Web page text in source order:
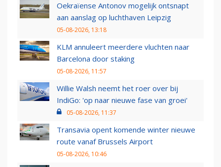
Oekraïense Antonov mogelijk ontsnapt
aan aanslag op luchthaven Leipzig
05-08-2026, 13:18
KLM annuleert meerdere vluchten naar
Barcelona door staking
05-08-2026, 11:57
Willie Walsh neemt het roer over bij
IndiGo: 'op naar nieuwe fase van groei'
05-08-2026, 11:37
Transavia opent komende winter nieuwe
route vanaf Brussels Airport
05-08-2026, 10:46